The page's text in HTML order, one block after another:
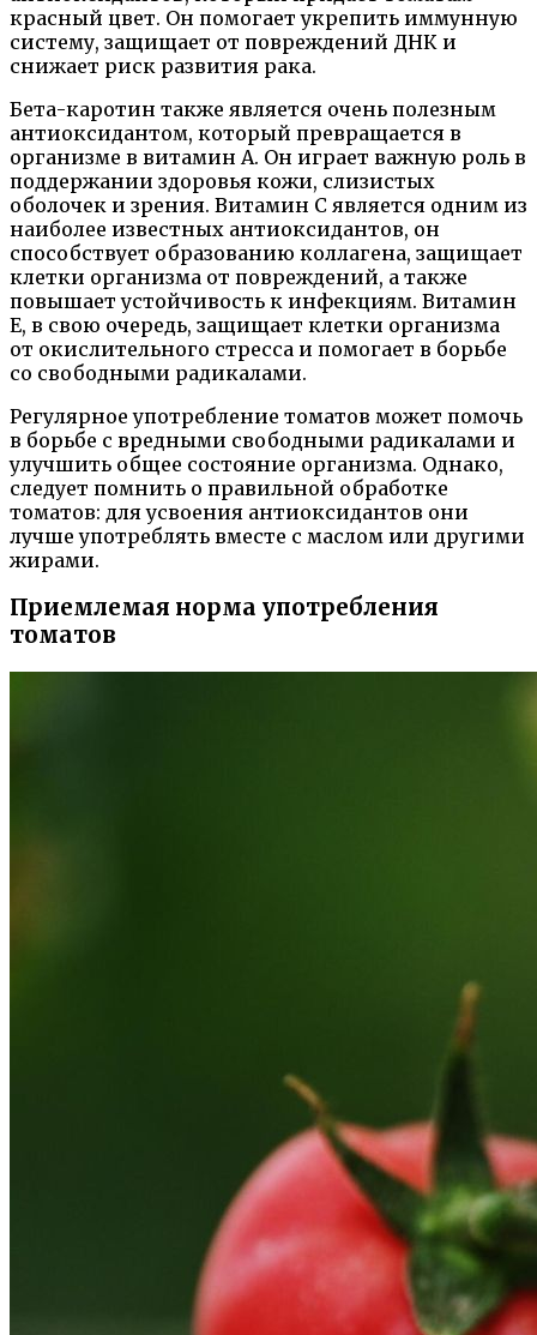
красный цвет. Он помогает укрепить иммунную
систему, защищает от повреждений ДНК и
снижает риск развития рака.
Бета-каротин также является очень полезным
антиоксидантом, который превращается в
организме в витамин A. Он играет важную роль в
поддержании здоровья кожи, слизистых
оболочек и зрения. Витамин C является одним из
наиболее известных антиоксидантов, он
способствует образованию коллагена, защищает
клетки организма от повреждений, а также
повышает устойчивость к инфекциям. Витамин
E, в свою очередь, защищает клетки организма
от окислительного стресса и помогает в борьбе
со свободными радикалами.
Регулярное употребление томатов может помочь
в борьбе с вредными свободными радикалами и
улучшить общее состояние организма. Однако,
следует помнить о правильной обработке
томатов: для усвоения антиоксидантов они
лучше употреблять вместе с маслом или другими
жирами.
Приемлемая норма употребления
томатов